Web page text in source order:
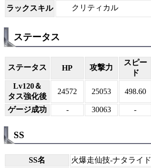
ラックスキル
クリティカル
ステータス
ステータス HP 攻撃力
スピー
ド
Lv120＆
タス強化後
24572 25053 498.60
ゲージ成功 - 30063 -
SS
SS名 火爆走仙技-ナタライド